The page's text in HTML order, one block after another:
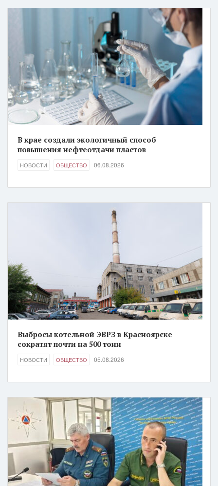
В крае создали экологичный способ
повышения нефтеотдачи пластов
НОВОСТИ ОБЩЕСТВО 06.08.2026
Выбросы котельной ЭВРЗ в Красноярске
сократят почти на 500 тонн
НОВОСТИ ОБЩЕСТВО 05.08.2026